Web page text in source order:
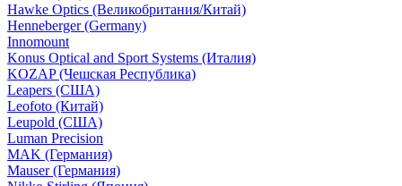
Hawke Optics (Великобритания/Китай)
Henneberger (Germany)
Innomount
Konus Optical and Sport Systems (Италия)
KOZAP (Чешская Республика)
Leapers (США)
Leofoto (Китай)
Leupold (США)
Luman Precision
MAK (Германия)
Mauser (Германия)